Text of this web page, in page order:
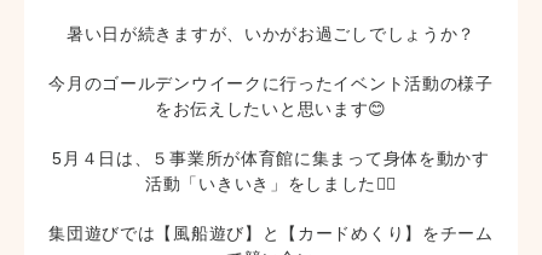
暑い日が続きますが、いかがお過ごしでしょうか？
今月のゴールデンウイークに行ったイベント活動の様子
をお伝えしたいと思います😊
5月４日は、５事業所が体育館に集まって身体を動かす
活動「いきいき」をしました🏃‍♂️
集団遊びでは【風船遊び】と【カードめくり】をチーム